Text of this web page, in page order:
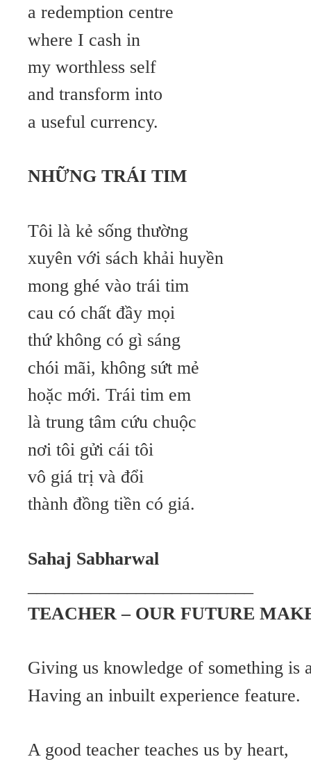
a redemption centre
where I cash in
my worthless self
and transform into
a useful currency.
NHỮNG TRÁI TIM
Tôi là kẻ sống thường
xuyên với sách khải huyền
mong ghé vào trái tim
cau có chất đầy mọi
thứ không có gì sáng
chói mãi, không sứt mẻ
hoặc mới. Trái tim em
là trung tâm cứu chuộc
nơi tôi gửi cái tôi
vô giá trị và đổi
thành đồng tiền có giá.
Sahaj Sabharwal
TEACHER – OUR FUTURE
Giving us knowledge of something is
Having an inbuilt experience feature.
A good teacher teaches us by heart,